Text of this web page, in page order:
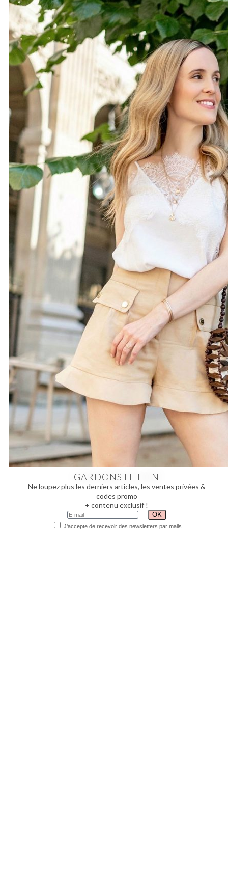
GARDONS LE LIEN
Ne loupez plus les derniers articles, les ventes privées &
codes promo
+ contenu exclusif !
J'accepte de recevoir des newsletters par mails